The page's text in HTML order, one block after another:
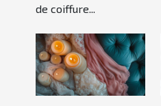
de coiffure...